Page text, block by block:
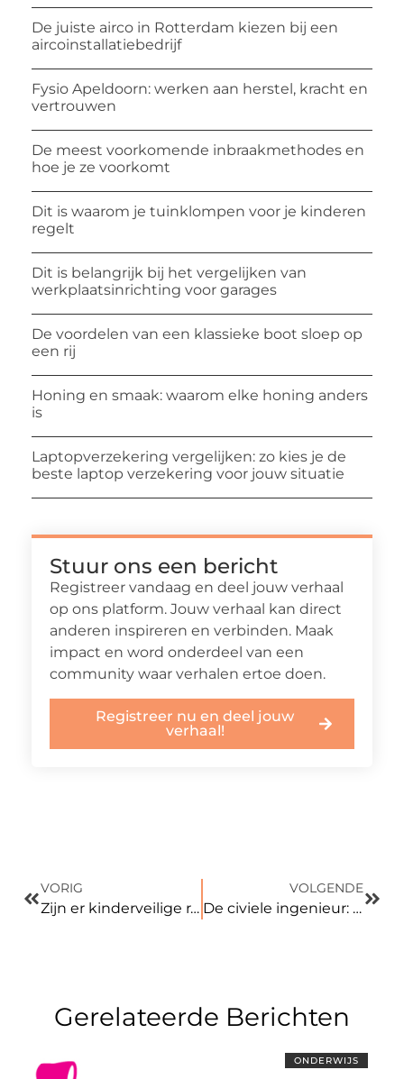
De juiste airco in Rotterdam kiezen bij een
aircoinstallatiebedrijf
Fysio Apeldoorn: werken aan herstel, kracht en
vertrouwen
De meest voorkomende inbraakmethodes en
hoe je ze voorkomt
Dit is waarom je tuinklompen voor je kinderen
regelt
Dit is belangrijk bij het vergelijken van
werkplaatsinrichting voor garages
De voordelen van een klassieke boot sloep op
een rij
Honing en smaak: waarom elke honing anders
is
Laptopverzekering vergelijken: zo kies je de
beste laptop verzekering voor jouw situatie
Stuur ons een bericht
Registreer vandaag en deel jouw verhaal
op ons platform. Jouw verhaal kan direct
anderen inspireren en verbinden. Maak
impact en word onderdeel van een
community waar verhalen ertoe doen.
Registreer nu en deel jouw
verhaal!
VORIG
Zijn er kinderveilige raamdecoratie?
VOLGENDE
De civiele ingenieur: wat doet hij precies?
Gerelateerde Berichten
ONDERWIJS